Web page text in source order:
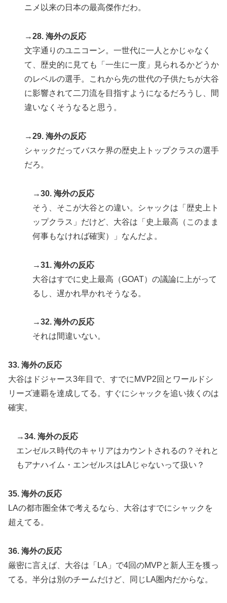
ニメ以来の日本の最高傑作だわ。
→28. 海外の反応
文字通りのユニコーン。一世代に一人とかじゃなく
て、歴史的に見ても「一生に一度」見られるかどうか
のレベルの選手。これから先の世代の子供たちが大谷
に影響されて二刀流を目指すようになるだろうし、間
違いなくそうなると思う。
→29. 海外の反応
シャックだってバスケ界の歴史上トップクラスの選手
だろ。
→30. 海外の反応
そう、そこが大谷との違い。シャックは「歴史上ト
ップクラス」だけど、大谷は「史上最高（このまま
何事もなければ確実）」なんだよ。
→31. 海外の反応
大谷はすでに史上最高（GOAT）の議論に上がって
るし、遅かれ早かれそうなる。
→32. 海外の反応
それは間違いない。
33. 海外の反応
大谷はドジャース3年目で、すでにMVP2回とワールドシ
リーズ連覇を達成してる。すぐにシャックを追い抜くのは
確実。
→34. 海外の反応
エンゼルス時代のキャリアはカウントされるの？それと
もアナハイム・エンゼルスはLAじゃないって扱い？
35. 海外の反応
LAの都市圏全体で考えるなら、大谷はすでにシャックを
超えてる。
36. 海外の反応
厳密に言えば、大谷は「LA」で4回のMVPと新人王を獲っ
てる。半分は別のチームだけど、同じLA圏内だからな。